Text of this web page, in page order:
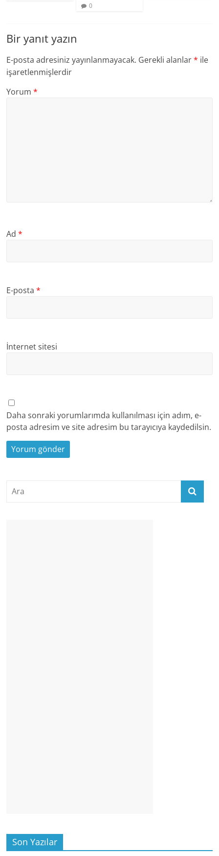
0
Bir yanıt yazın
E-posta adresiniz yayınlanmayacak. Gerekli alanlar* ile
işaretlenmişlerdir
Yorum*
Ad*
E-posta*
İnternet sitesi
Daha sonraki yorumlarımda kullanılması için adım, e-
posta adresim ve site adresim bu tarayıcıya kaydedilsin.
Son Yazılar